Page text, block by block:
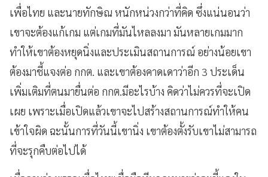
เพื่อไทย และนายทักษิณ หนักหน่วงกว่าที่คิด ซึ่งแน่นอนว่า
เขาจะต้องแก้เกม แต่เกมที่มันไหลลงมา มันหลายเกมมาก
ทำให้เขาต้องหยุดนิ่งและประเมินสถานการณ์ อย่างน้อยเขา
ต้องมาชี้แจงต่อ กกต. และเขาต้องคาดเดาว่าอีก 3 ประเด็น
เพิ่มเติมที่ตนมายื่นต่อ กกต.มีอะไรบ้าง คิดว่าไม่ควรที่จะเปิด
เผย เพราะเมื่อเปิดแล้วเขาจะไปสร้างสถานการณ์ทำให้คน
เข้าใจผิด ฉะนั้นการที่วันนี้เขานิ่ง เขาต้องตั้งรับเขาไม่สามารถ
ที่จะรุกคืบต่อไปได้